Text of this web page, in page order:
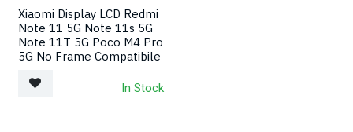
Xiaomi Display LCD Redmi
Note 11 5G Note 11s 5G
Note 11T 5G Poco M4 Pro
5G No Frame Compatibile
In Stock